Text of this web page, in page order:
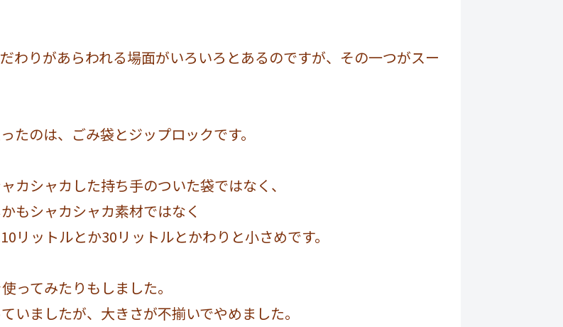
わりがあらわれる場面がいろいろとあるのですが、その一つがスー
たのは、ごみ袋とジップロックです。
カシャカした持ち手のついた袋ではなく、
もシャカシャカ素材ではなく
リットルとか30リットルとかわりと小さめです。
ってみたりもしました。
いましたが、大きさが不揃いでやめました。